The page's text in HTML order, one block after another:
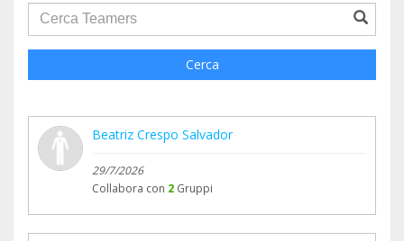
groupProfile.searchForm.search.text???
Cerca
Beatriz Crespo Salvador
29/7/2026
Collabora con 2 Gruppi